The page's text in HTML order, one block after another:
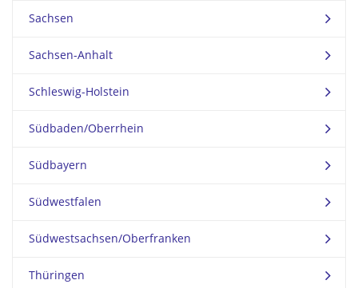
Sachsen
Sachsen-Anhalt
Schleswig-Holstein
Südbaden/Oberrhein
Südbayern
Südwestfalen
Südwestsachsen/Oberfranken
Thüringen